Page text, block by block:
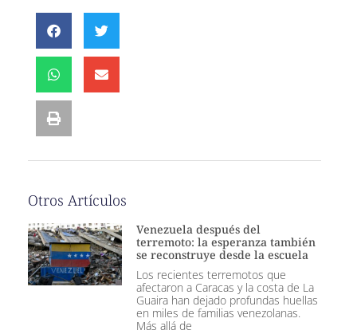
Otros Artículos
Venezuela después del
terremoto: la esperanza también
se reconstruye desde la escuela
Los recientes terremotos que
afectaron a Caracas y la costa de La
Guaira han dejado profundas huellas
en miles de familias venezolanas.
Más allá de